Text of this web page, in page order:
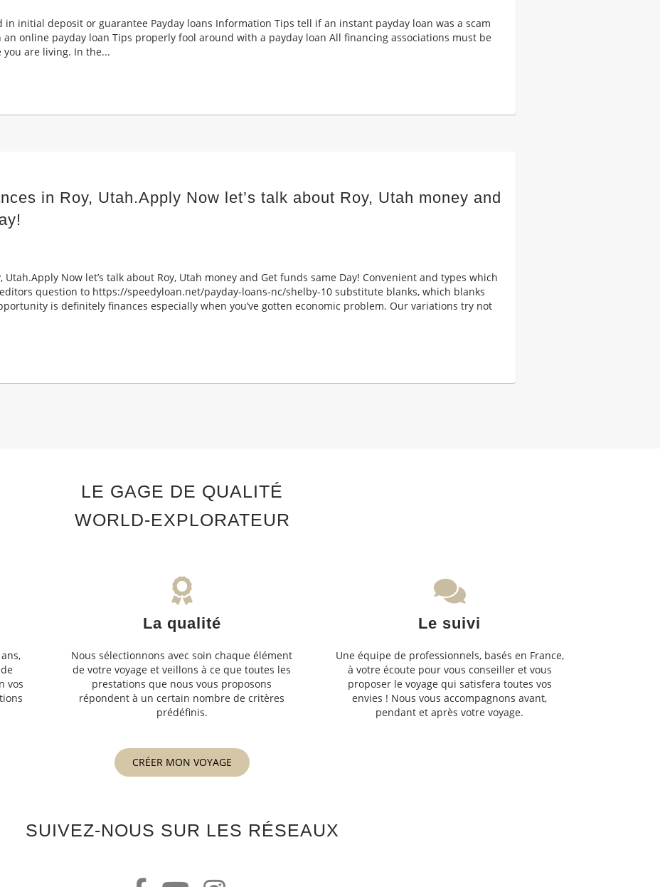
in initial deposit or guarantee Payday loans Information Tips tell if an instant payday loan was a scam
online payday loan Tips properly fool around with a payday loan All financing associations must be
are living. In the...
in Roy, Utah.Apply Now let’s talk about Roy, Utah money and
Utah.Apply Now let’s talk about Roy, Utah money and Get funds same Day! Convenient and types which
question to https://speedyloan.net/payday-loans-nc/shelby-10 substitute blanks, which blanks
is definitely finances especially when you’ve gotten economic problem. Our variations try not
LE GAGE DE QUALITÉ
WORLD-EXPLORATEUR
vos
La qualité
Nous sélectionnons avec soin chaque élément
de votre voyage et veillons à ce que toutes les
prestations que nous vous proposons
répondent à un certain nombre de critères
prédéfinis.
Le suivi
Une équipe de professionnels, basés en France,
à votre écoute pour vous conseiller et vous
proposer le voyage qui satisfera toutes vos
envies ! Nous vous accompagnons avant,
pendant et après votre voyage.
CRÉER MON VOYAGE
SUIVEZ-NOUS SUR LES RÉSEAUX